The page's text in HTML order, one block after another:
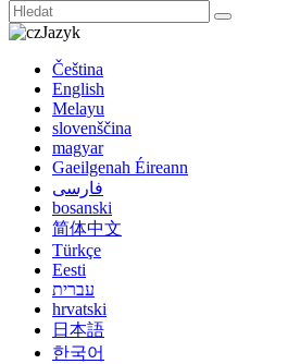
Jazyk
Čeština
English
Melayu
slovenščina
magyar
Gaeilgenah Éireann
فارسی
bosanski
简体中文
Türkçe
Eesti
עברית
hrvatski
日本語
한국어